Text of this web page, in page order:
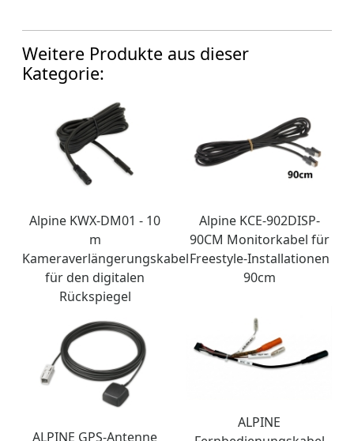
Weitere Produkte aus dieser
Kategorie:
Alpine KWX-DM01 - 10
m
Kameraverlängerungskabel
für den digitalen
Rückspiegel
Alpine KCE-902DISP-
90CM Monitorkabel für
Freestyle-Installationen
90cm
ALPINE GPS-Antenne
ALPINE